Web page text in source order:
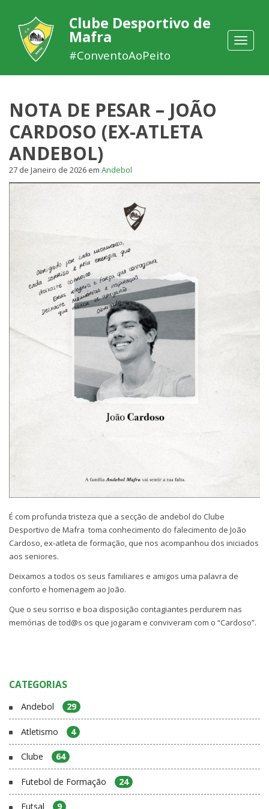
Toggle
Clube Desportivo de
Mafra
#ConventoAoPeito
NOTA DE PESAR – JOÃO
CARDOSO (EX-ATLETA
ANDEBOL)
27 de Janeiro de 2026 em Andebol
É com profunda tristeza que a secção de andebol do Clube
Desportivo de Mafra toma conhecimento do falecimento de João
Cardoso, ex-atleta de formação, que nos acompanhou dos iniciados
aos seniores.
Deixamos a todos os seus familiares e amigos uma palavra de
conforto e homenagem ao João.
Que o seu sorriso e boa disposição contagiantes perdurem nas
memórias de tod@s os que jogaram e conviveram com o “Cardoso”.
CATEGORIAS
Andebol 29
Atletismo 4
Clube 64
Futebol de Formação 24
Futsal 9